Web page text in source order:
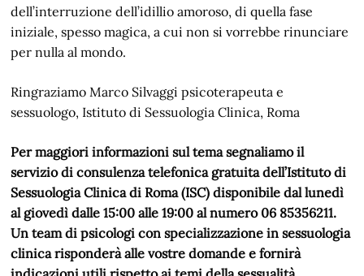
dell’interruzione dell’idillio amoroso, di quella fase
iniziale, spesso magica, a cui non si vorrebbe rinunciare
per nulla al mondo.
Ringraziamo Marco Silvaggi psicoterapeuta e
sessuologo, Istituto di Sessuologia Clinica, Roma
Per maggiori informazioni sul tema segnaliamo il
servizio di consulenza telefonica gratuita dell’Istituto di
Sessuologia Clinica di Roma (ISC) disponibile dal lunedì
al giovedì dalle 15:00 alle 19:00 al numero 06 85356211.
Un team di psicologi con specializzazione in sessuologia
clinica risponderà alle vostre domande e fornirà